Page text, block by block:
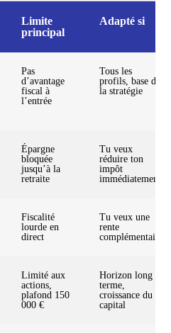
Limite
principal
Adapté si
Pas
d’avantage
fiscal à
l’entrée
Tous les
profils, base de
la stratégie
Épargne
bloquée
jusqu’à la
retraite
Tu veux
réduire ton
impôt
immédiatement
Fiscalité
lourde en
direct
Tu veux une
rente
complémentaire
Limité aux
actions,
plafond 150
000 €
Horizon long
terme,
croissance du
capital